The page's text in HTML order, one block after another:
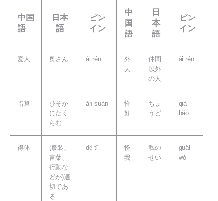
中国
語
日本
語
ピン
イン
中
国
語
日
本
語
ピン
イン
爱人 奥さん ài rén
外
人
仲間
以外
の人
ài rén
暗算
ひそか
にたく
らむ
àn suàn
恰
好
ちょ
うど
qià
hǎo
得体
(服装、
言葉、
行動な
どが)適
切であ
る
dé tǐ
怪
我
私の
せい
guài
wǒ